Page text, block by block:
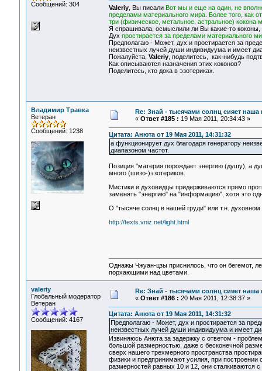
Сообщений: 304
Valeriy, Вы писали Вот мы и еще на один, не
пределами материального мира. Более того, как
три (физическое, метальное, астральное)
Я спрашивала, осмыслили ли Вы какие-то коконы,
Дух простирается за пределами материального
Предполагаю - Может, дух и простирается за
неизвестных лучей души индивидуума и имеет
Пожалуйста, Valeriy, поделитесь, как-нибудь
Как описываются назначения этих коконов?
Поделитесь, кто дока в эзотериках.
Владимир Травка
Ветеран
Сообщений: 1238
Re: Знай - тысячами солнц сияет наша
« Ответ #185 : 19 Мая 2011, 20:34:43 »
Цитата: Анюта от 19 Мая 2011, 14:31:32
а функционирует дух благодаря генератору
диапазоном частот.
Позиция "материя порождает энергию (душу), а
много (шизо-)эзотериков.
Мистики и духовидцы придерживаются прямо
заменять "энергию" на "информацию", хотя это
О "тысяче солнц в нашей груди" или т.н. духовном
http://texts.vniz.net/light.html
Однажы Чжуан-цзы приснилось, что он бегемот,
порхающими над цветами.
valeriy
Глобальный модератор
Ветеран
Сообщений: 4167
Re: Знай - тысячами солнц сияет наша
« Ответ #186 : 20 Мая 2011, 12:38:37 »
Цитата: Анюта от 19 Мая 2011, 14:31:32
Предполагаю - Может, дух и простирается за
неизвестных лучей души индивидуума и имеет
Извиняюсь Анюта за задержку с ответом -
большой размерностью, даже с бесконечной
сверх нашего трехмерного пространства
физики и предпринимают усилия, при
размерностей равных 10 и 12, они сталкиваются